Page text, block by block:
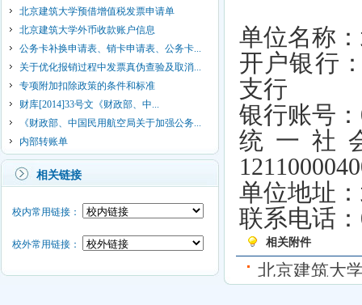
关于2021年1月份财务报销业务受理时间的通
知
北京建筑大学预借增值税发票申请单
北京建筑大学外币收款账户信息
公务卡补换申请表、销卡申请表、公务卡...
关于优化报销过程中发票真伪查验及取消...
专项附加扣除政策的条件和标准
财库[2014]33号文《财政部、中...
《财政部、中国民用航空局关于加强公务...
内部转账单
相关链接
校内常用链接：
校外常用链接：
单位名称
开户银行
支行
银行账号：
统一社
单位地址
联系电话：
相关附件
北京建筑大